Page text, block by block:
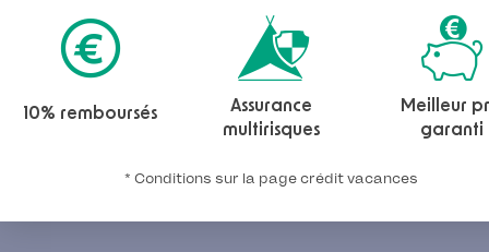
10% remboursés
Assurance
multirisques
Meilleur
garanti
* Conditions sur la page crédit vacances